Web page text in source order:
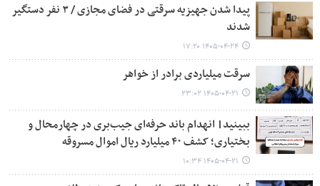
پیدا شدن جهیزیه سرقتی در فضای مجازی / ۳ نفر دستگیر
شدند
۱۴۰۵-۰۴-۲۴ ۱۷:۲۰
سرقت میلیاردی برادر از خواهر
۱۴۰۵-۰۴-۲۱ ۲۳:۰۲
ببینید| انهدام باند حرفه‌ای جیب‌بری در چهارمحال و
بختیاری؛ کشف ۴۰ میلیارد ریال اموال مسروقه
۱۴۰۵-۰۴-۲۱ ۱۰:۳۴